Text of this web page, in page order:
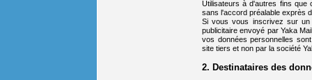
Utilisateurs à d'autres fins que
sans l'accord préalable exprès
Si vous vous inscrivez sur
publicitaire envoyé par Yaka
vos données personnelles
site tiers et non par la société
2. Destinataires des